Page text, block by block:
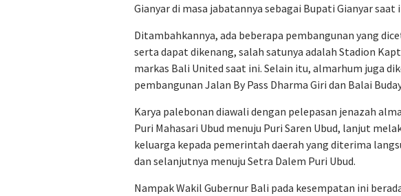
Gianyar di masa jabatannya sebagai Bupati Gianyar saat
Ditambahkannya, ada beberapa pembangunan yang
serta dapat dikenang, salah satunya adalah Stadion
markas Bali United saat ini. Selain itu, almarhum juga
pembangunan Jalan By Pass Dharma Giri dan Balai
Karya palebonan diawali dengan pelepasan jenazah
Puri Mahasari Ubud menuju Puri Saren Ubud, lanjut
keluarga kepada pemerintah daerah yang diterima
dan selanjutnya menuju Setra Dalem Puri Ubud.
Nampak Wakil Gubernur Bali pada kesempatan ini